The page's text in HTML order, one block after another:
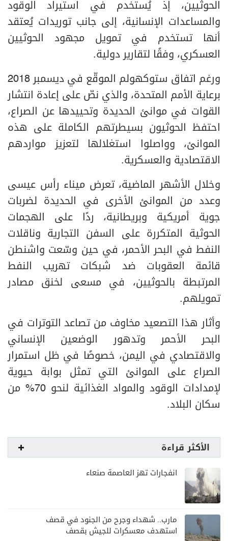
الحوثيين، إذ يُستخدم في استيراد الوقود
والمساعدات الإنسانية، إلى جانب توريدات يُعتقد
أنها تستخدم في تمويل مجهود الحوثيين
العسكري، وفقًا لتقارير دولية.
ورغم اتفاق ستوكهولم الموقّع في ديسمبر 2018
برعاية الأمم المتحدة، والذي نصّ على إعادة انتشار
القوات في موانئ الحديدة وتحييدها عن الصراع،
احتفظ الحوثيون بسيطرتهم الكاملة على هذه
الموانئ، وواصلوا استغلالها لتعزيز مواردهم
الاقتصادية والعسكرية.
وخلال الأشهر الماضية، تعرض ميناء رأس عيسى
وعدد من الموانئ الأخرى في الحديدة لضربات
جوية أمريكية وبريطانية، ردًا على الهجمات
الحوثية المتكررة على السفن التجارية وناقلات
النفط في البحر الأحمر، في حين وسّعت واشنطن
قائمة العقوبات ضد شبكات تهريب النفط
المرتبطة بالحوثيين، في مسعى لخنق مصادر
تمويلهم.
وأثار هذا التصعيد مخاوف من تصاعد التوترات في
البحر الأحمر وتدهور الوضعين الإنساني
والاقتصادي في اليمن، خصوصًا في ظل استمرار
الصراع على الموانئ التي تمثل بوابة حيوية
لإمدادات الوقود والمواد الغذائية لنحو 70% من
سكان البلاد.
الأكثر قراءة
انفجارات تهز العاصمة صنعاء
مارب.. شهداء وجرح من الجنود في قصف
استهدف معسكرات للجيش بقصف